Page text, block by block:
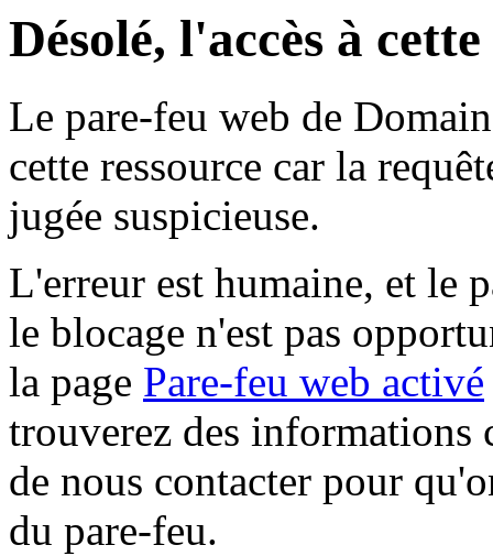
Désolé, l'accès à
Le pare-feu web de
cette ressource car la
jugée suspicieuse.
L'erreur est humaine, et le
le blocage n'est pas
la page Pare-feu web activé
trouverez des informations
de nous contacter pour
du pare-feu.